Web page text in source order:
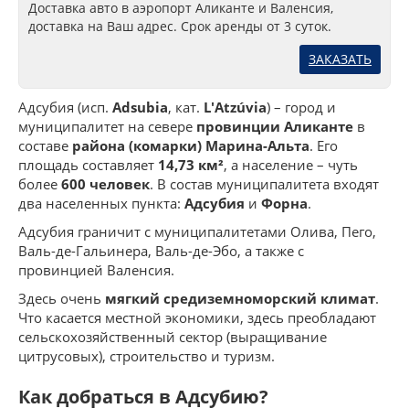
Доставка авто в аэропорт Аликанте и Валенсия,
доставка на Ваш адрес. Срок аренды от 3 суток.
ЗАКАЗАТЬ
Адсубия (исп. Adsubia, кат. L'Atzúvia) – город и
муниципалитет на севере провинции Аликанте в
составе района (комарки) Марина-Альта. Его
площадь составляет 14,73 км², а население – чуть
более 600 человек. В состав муниципалитета входят
два населенных пункта: Адсубия и Форна.
Адсубия граничит с муниципалитетами Олива, Пего,
Валь-де-Гальинера, Валь-де-Эбо, а также с
провинцией Валенсия.
Здесь очень мягкий средиземноморский климат.
Что касается местной экономики, здесь преобладают
сельскохозяйственный сектор (выращивание
цитрусовых), строительство и туризм.
Как добраться в Адсубию?